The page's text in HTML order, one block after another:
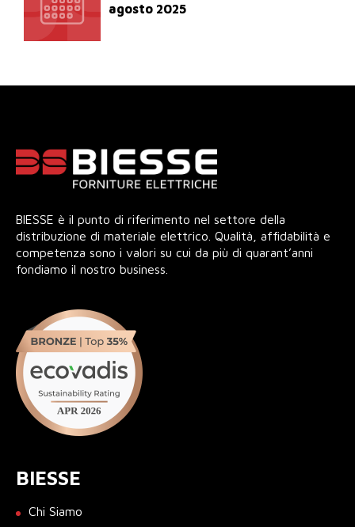
agosto 2025
BIESSE è il punto di riferimento nel settore della
distribuzione di materiale elettrico. Qualità, affidabilità e
competenza sono i valori su cui da più di quarant’anni
fondiamo il nostro business.
BIESSE
Chi Siamo